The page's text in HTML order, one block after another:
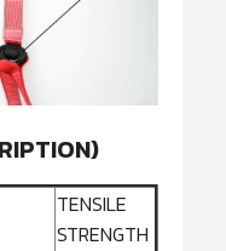
TENSILE
STRENGTH